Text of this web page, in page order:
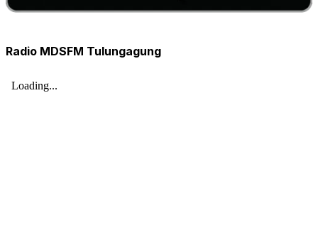
Radio MDSFM Tulungagung